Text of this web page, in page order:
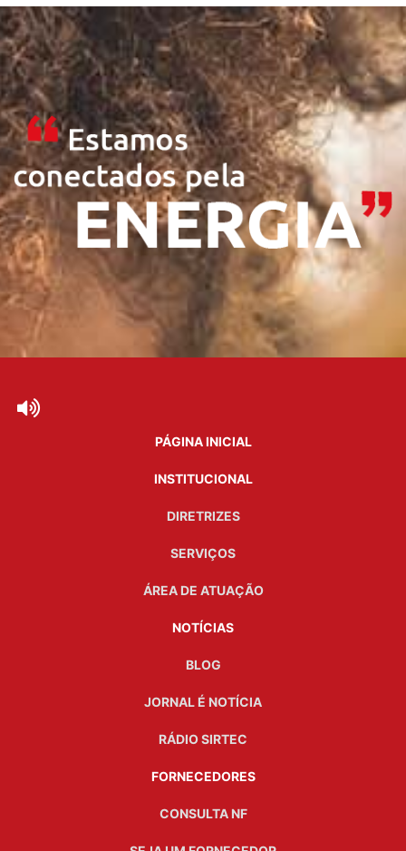
PÁGINA INICIAL
INSTITUCIONAL
DIRETRIZES
SERVIÇOS
ÁREA DE ATUAÇÃO
NOTÍCIAS
BLOG
JORNAL É NOTÍCIA
RÁDIO SIRTEC
FORNECEDORES
CONSULTA NF